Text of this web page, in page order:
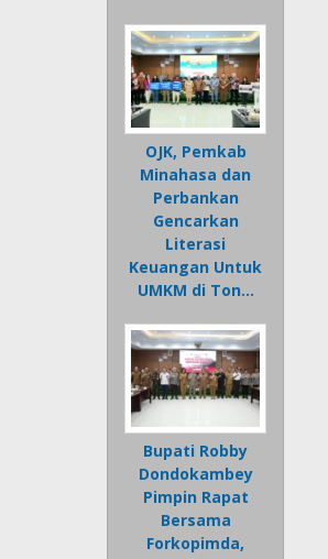
OJK, Pemkab
Minahasa dan
Perbankan
Gencarkan
Literasi
Keuangan Untuk
UMKM di Ton…
Bupati Robby
Dondokambey
Pimpin Rapat
Bersama
Forkopimda,